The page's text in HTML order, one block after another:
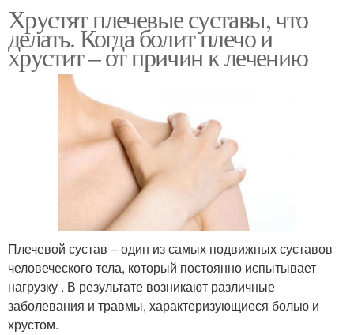
Хрустят плечевые суставы, что
делать. Когда болит плечо и
хрустит – от причин к лечению
Плечевой сустав – один из самых подвижных суставов
человеческого тела, который постоянно испытывает
нагрузку . В результате возникают различные
заболевания и травмы, характеризующиеся болью и
хрустом.